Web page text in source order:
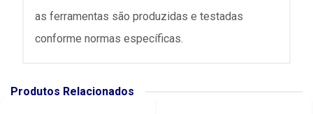
as ferramentas são produzidas e testadas
conforme normas específicas.
Produtos Relacionados